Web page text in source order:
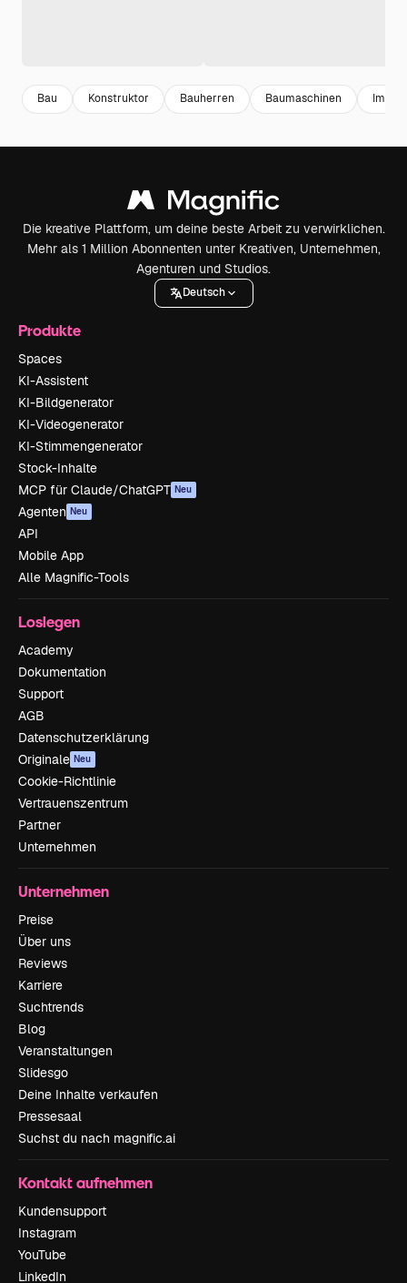
Bau Konstruktor Bauherren Baumaschinen
Die kreative Plattform, um deine beste Arbeit zu verwirklichen.
Mehr als 1 Million Abonnenten unter Kreativen, Unternehmen,
Agenturen und Studios.
Deutsch
Produkte
Spaces
KI-Assistent
KI-Bildgenerator
KI-Videogenerator
KI-Stimmengenerator
Stock-Inhalte
MCP für Claude/ChatGPT Neu
Agenten Neu
API
Mobile App
Alle Magnific-Tools
Loslegen
Academy
Dokumentation
Support
AGB
Datenschutzerklärung
Originale Neu
Cookie-Richtlinie
Vertrauenszentrum
Partner
Unternehmen
Unternehmen
Preise
Über uns
Reviews
Karriere
Suchtrends
Blog
Veranstaltungen
Slidesgo
Deine Inhalte verkaufen
Pressesaal
Suchst du nach magnific.ai
Kontakt aufnehmen
Kundensupport
Instagram
YouTube
LinkedIn